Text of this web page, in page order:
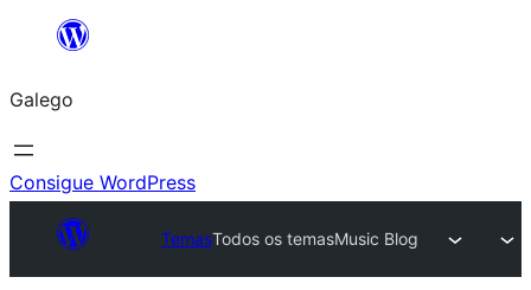
Saltar
contido
Galego
Consigue WordPress
TemasTodos os temasMusic Blog